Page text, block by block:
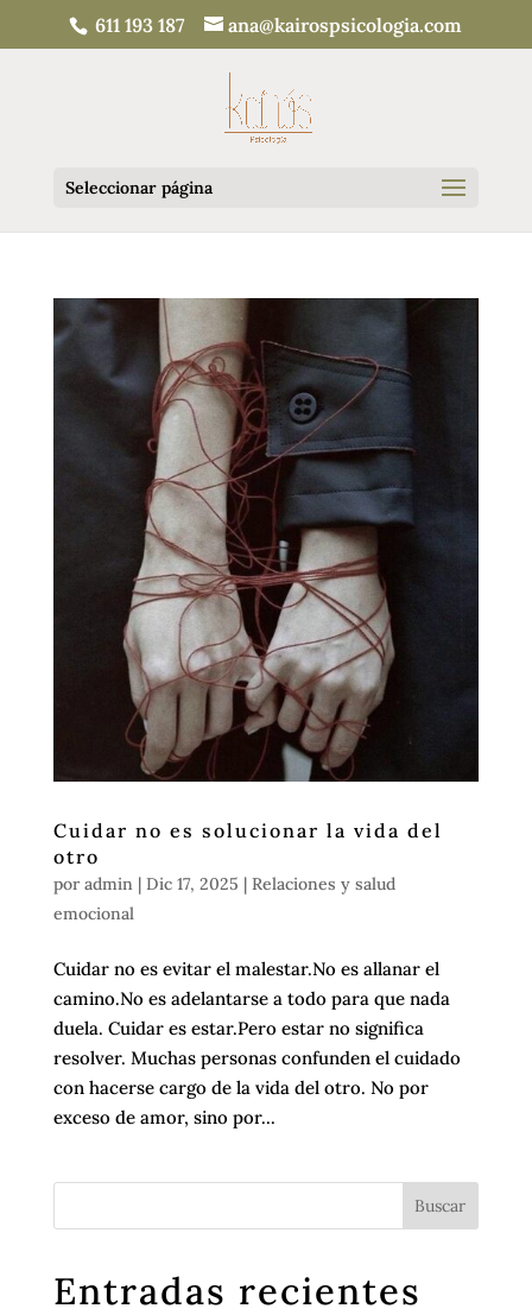
611 193 187 ana@kairospsicologia.com
Seleccionar página
Cuidar no es solucionar la vida del
otro
por admin| Dic 17, 2025 | Relaciones y salud
emocional
Cuidar no es evitar el malestar.No es allanar el
camino.No es adelantarse a todo para que nada
duela. Cuidar es estar.Pero estar no significa
resolver. Muchas personas confunden el cuidado
con hacerse cargo de la vida del otro. No por
exceso de amor, sino por...
Entradas recientes